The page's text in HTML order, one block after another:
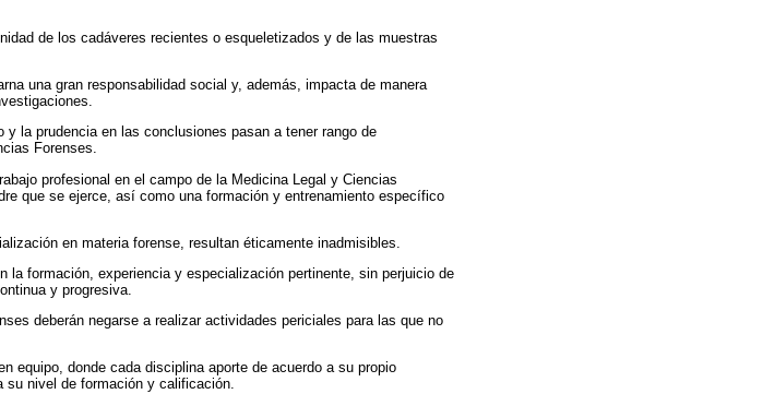
de los cadáveres recientes o esqueletizados y de las muestras
una gran responsabilidad social y, además, impacta de manera
la prudencia en las conclusiones pasan a tener rango de
Forenses.
profesional en el campo de la Medicina Legal y Ciencias
que se ejerce, así como una formación y entrenamiento específico
en materia forense, resultan éticamente inadmisibles.
la formación, experiencia y especialización pertinente, sin perjuicio de
y progresiva.
deberán negarse a realizar actividades periciales para las que no
equipo, donde cada disciplina aporte de acuerdo a su propio
su nivel de formación y calificación.